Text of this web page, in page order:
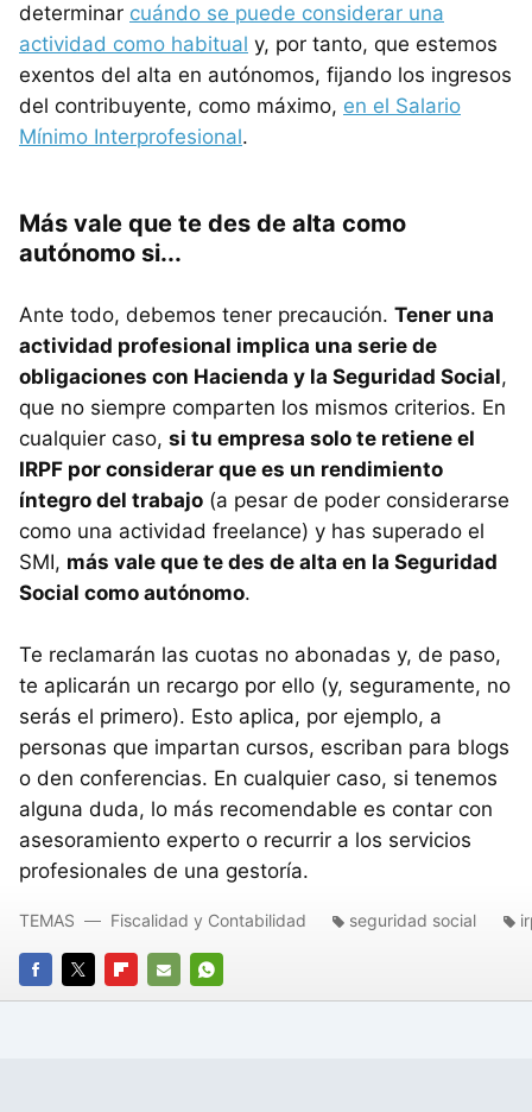
determinar cuándo se puede considerar una
actividad como habitual y, por tanto, que estemos
exentos del alta en autónomos, fijando los ingresos
del contribuyente, como máximo, en el Salario
Mínimo Interprofesional.
Más vale que te des de alta como
autónomo si...
Ante todo, debemos tener precaución. Tener una
actividad profesional implica una serie de
obligaciones con Hacienda y la Seguridad Social,
que no siempre comparten los mismos criterios. En
cualquier caso, si tu empresa solo te retiene el
IRPF por considerar que es un rendimiento
íntegro del trabajo (a pesar de poder considerarse
como una actividad freelance) y has superado el
SMI, más vale que te des de alta en la Seguridad
Social como autónomo.
Te reclamarán las cuotas no abonadas y, de paso,
te aplicarán un recargo por ello (y, seguramente, no
serás el primero). Esto aplica, por ejemplo, a
personas que impartan cursos, escriban para blogs
o den conferencias. En cualquier caso, si tenemos
alguna duda, lo más recomendable es contar con
asesoramiento experto o recurrir a los servicios
profesionales de una gestoría.
FACEBOOK
TWITTERFLIPBOARD
E-
WHATSAPP
TEMAS Fiscalidad y Contabilidad seguridad social